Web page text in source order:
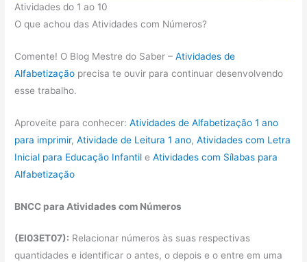
Atividades do 1 ao 10
O que achou das Atividades com Números?
Comente! O Blog Mestre do Saber –Atividades de
Alfabetização precisa te ouvir para continuar desenvolvendo
esse trabalho.
Aproveite para conhecer:Atividades de Alfabetização 1 ano
para imprimir,Atividade de Leitura 1 ano,Atividades com Letra
Inicial para Educação Infantil eAtividades com Sílabas para
Alfabetização
BNCC para Atividades com Números
(EI03ET07): Relacionar números às suas respectivas
quantidades e identificar o antes, o depois e o entre em uma